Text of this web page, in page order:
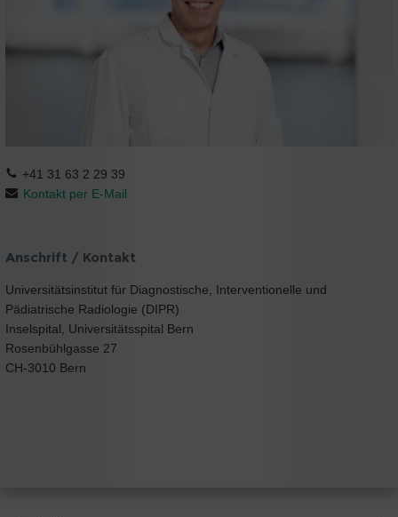
+41 31 63 2 29 39
Kontakt per E-Mail
Anschrift / Kontakt
Universitätsinstitut für Diagnostische, Interventionelle und
Pädiatrische Radiologie (DIPR)
Inselspital, Universitätsspital Bern
Rosenbühlgasse 27
CH-3010 Bern